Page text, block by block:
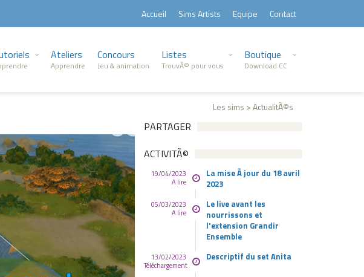
Accueil Sims Artists Equipe Contact
Ateliers
Apprendre
Concours
Jeu & animation
Listes
TrouvÃ© pour vous
Boutique
Download CC
Les sims > ActualitÃ©s
PARTAGER
ACTIVITÃ©
19/04/2023
A lire
La mise Ã jour du 18 avril
2023
05/03/2023
A lire
Le live avant les
nourrissons et
l'extension Grandir
Ensemble
13/02/2023
Téléchargement
Descriptif du set Anita